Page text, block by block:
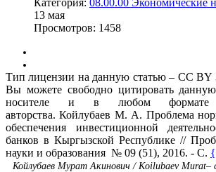
13 мая
Просмотров: 1458
Тип лицензии на данную статью – CC BY
Вы можете свободно цитировать
носителе и в любом формате
авторства. Койлубаев М. А. Проблема
обеспечения инвестиционной
банков в Кыргызской Республике //
науки и образования № 09 (51), 2016. - С.
Койлубаев Мурат Акинович / Koilubaev Murat–